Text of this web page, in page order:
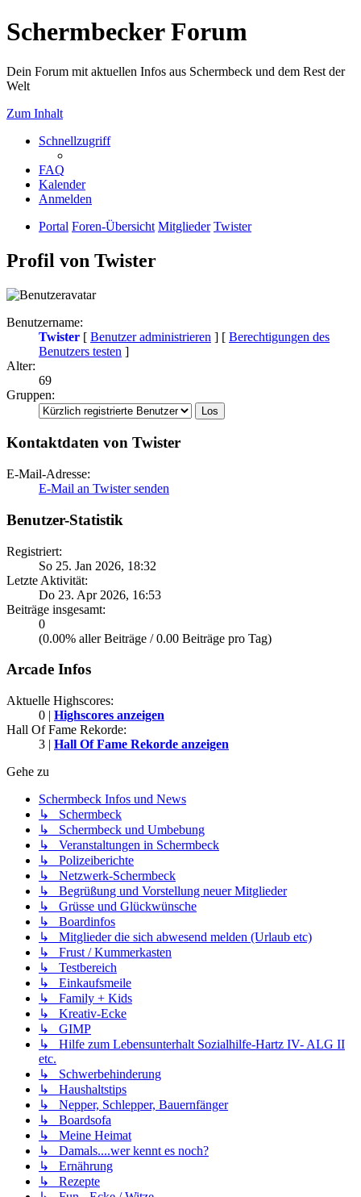
Schermbecker Forum
Dein Forum mit aktuellen Infos aus Schermbeck und dem Rest der
Welt
Zum Inhalt
Schnellzugriff
FAQ
Kalender
Anmelden
Portal Foren-Übersicht Mitglieder Twister
Profil von Twister
Benutzername:
Twister [ Benutzer administrieren ] [ Berechtigungen des
Benutzers testen ]
Alter:
69
Gruppen:
Kontaktdaten von Twister
E-Mail-Adresse:
E-Mail an Twister senden
Benutzer-Statistik
Registriert:
So 25. Jan 2026, 18:32
Letzte Aktivität:
Do 23. Apr 2026, 16:53
Beiträge insgesamt:
0
(0.00% aller Beiträge / 0.00 Beiträge pro Tag)
Arcade Infos
Aktuelle Highscores:
0 | Highscores anzeigen
Hall Of Fame Rekorde:
3 | Hall Of Fame Rekorde anzeigen
Gehe zu
Schermbeck Infos und News
↳ Schermbeck
↳ Schermbeck und Umbebung
↳ Veranstaltungen in Schermbeck
↳ Polizeiberichte
↳ Netzwerk-Schermbeck
↳ Begrüßung und Vorstellung neuer Mitglieder
↳ Grüsse und Glückwünsche
↳ Boardinfos
↳ Mitglieder die sich abwesend melden (Urlaub etc)
↳ Frust / Kummerkasten
↳ Testbereich
↳ Einkaufsmeile
↳ Family + Kids
↳ Kreativ-Ecke
↳ GIMP
↳ Hilfe zum Lebensunterhalt Sozialhilfe-Hartz IV- ALG II
etc.
↳ Schwerbehinderung
↳ Haushaltstips
↳ Nepper, Schlepper, Bauernfänger
↳ Boardsofa
↳ Meine Heimat
↳ Damals....wer kennt es noch?
↳ Ernährung
↳ Rezepte